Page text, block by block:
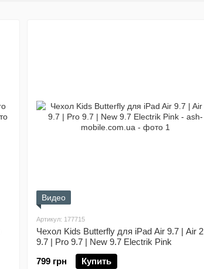
Видео
Артикул: 177715
Чехол Kids Butterfly для iPad Air 9.7 | Air 2
9.7 | Pro 9.7 | New 9.7 Electrik Pink
799 грн
Купить